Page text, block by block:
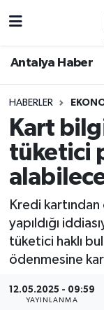
Antalya Haber
HABERLER
Kart
tüketici
Kredi kartından
yapıldığı
tüketici haklı
ödenmesine
12.05.2025 - 09:59
YAYINLANMA
Antalya
Dünya
Eğitim
Gündem
Günün
Haber
Hava
Trafik
Süper Lig
Son
Haber